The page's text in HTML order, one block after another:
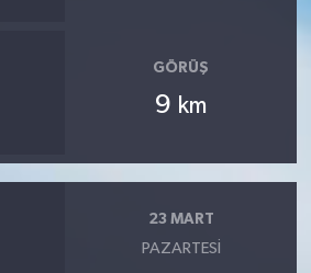
GÖRÜŞ
9 km
23 MART
PAZARTESI